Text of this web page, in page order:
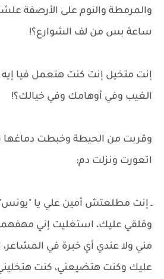
والمرمطة والنوم على الأرصفة
ساعة بس من لف الشوارع؟!
إنت متخيل إنت كنت هتعمل فيا
الغيب وفي أوهامك وفي خيالك؟!
وقربت من الحيطة وخبطت دماغها
اتعورت ونزلت دم:
ـ إنت مطلعتش أمين علي يا
وقلقي عليك، استغليت إني
مني ولا عندي أي خبرة في
عليك وكنت هتضيعني، كنت هتخليني